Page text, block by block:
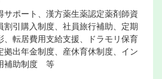
サポート、漢方薬生薬認定薬剤師資
割引購入制度、社員旅行補助、定期
、転居費用支給支援、ドラモリ保育
拠出年金制度、産休育休制度、イン
補助制度 等